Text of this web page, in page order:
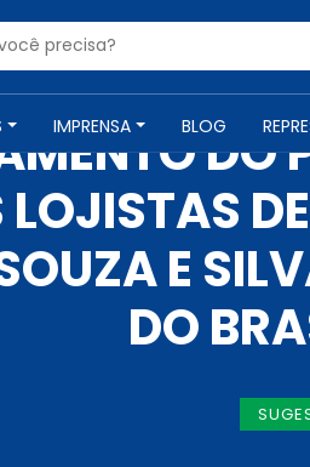
IMPRENSA BLOG
IMPRENSA -
DO
LOJISTAS
E
DO